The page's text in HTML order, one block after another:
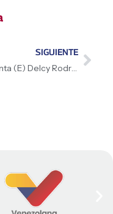
SIGUIENTE
Presidenta (E) Delcy Rodríguez coordina comisión diplomática que viajará a Washington para nueva etapa de diálogo